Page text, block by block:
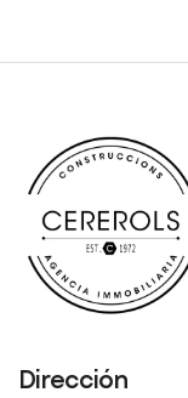
Dirección